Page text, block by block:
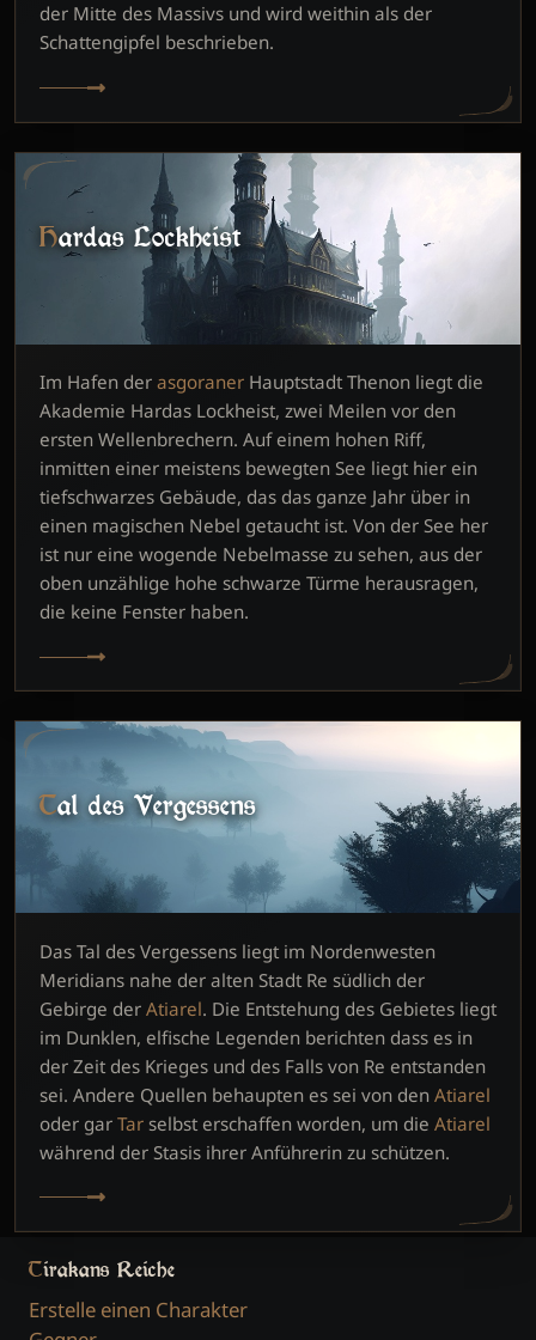
der Mitte des Massivs und wird weithin als der
Schattengipfel beschrieben.
Hardas Lockheist
Im Hafen der asgoraner Hauptstadt Thenon liegt die
Akademie Hardas Lockheist, zwei Meilen vor den
ersten Wellenbrechern. Auf einem hohen Riff,
inmitten einer meistens bewegten See liegt hier ein
tiefschwarzes Gebäude, das das ganze Jahr über in
einen magischen Nebel getaucht ist. Von der See her
ist nur eine wogende Nebelmasse zu sehen, aus der
oben unzählige hohe schwarze Türme herausragen,
die keine Fenster haben.
Tal des Vergessens
Das Tal des Vergessens liegt im Nordenwesten
Meridians nahe der alten Stadt Re südlich der
Gebirge der Atiarel. Die Entstehung des Gebietes liegt
im Dunklen, elfische Legenden berichten dass es in
der Zeit des Krieges und des Falls von Re entstanden
sei. Andere Quellen behaupten es sei von den Atiarel
oder gar Tar selbst erschaffen worden, um die Atiarel
während der Stasis ihrer Anführerin zu schützen.
Tirakans Reiche
Erstelle einen Charakter